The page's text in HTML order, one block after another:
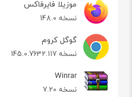
موزیلا فایرفاکس
نسخه 148.0
گوگل کروم
نسخه 145.0.7632.117
Winrar
نسخه 7.20